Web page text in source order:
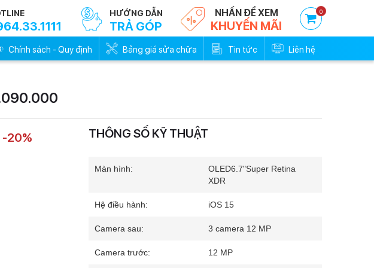
0
NHẤN ĐỂ XEM
KHUYẾN MÃI
HƯỚNG DẪN
TRẢ GÓP
Chính sách - Quy định Bảng giá sửa chữa Tin tức Liên hệ
0đ - Trả trước
0%
Trả góp 0đ - Trả trước
-20% THÔNG SỐ KỸ THUẬT
Màn hình: OLED6.7"Super Retina
XDR
Hệ điều hành: iOS 15
Camera sau: 3 camera 12 MP
Camera trước: 12 MP